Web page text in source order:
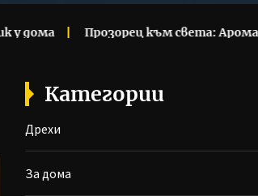
Прозорец към света: Ароматни
Категории
Дрехи
За дома